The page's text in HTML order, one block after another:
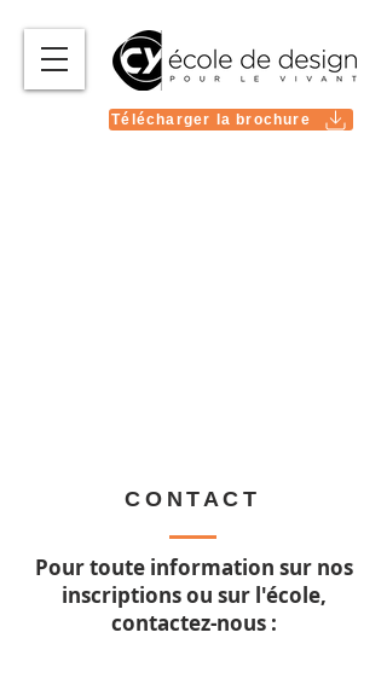
Télécharger la brochure
CONTACT
Pour toute information sur nos
inscriptions ou sur l'école,
contactez-nous :